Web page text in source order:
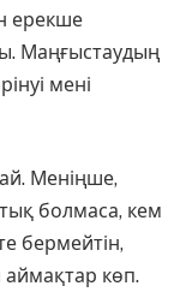
ерекше
Маңғыстаудың
мені
Меніңше,
болмаса, кем
бермейтін,
аймақтар көп.